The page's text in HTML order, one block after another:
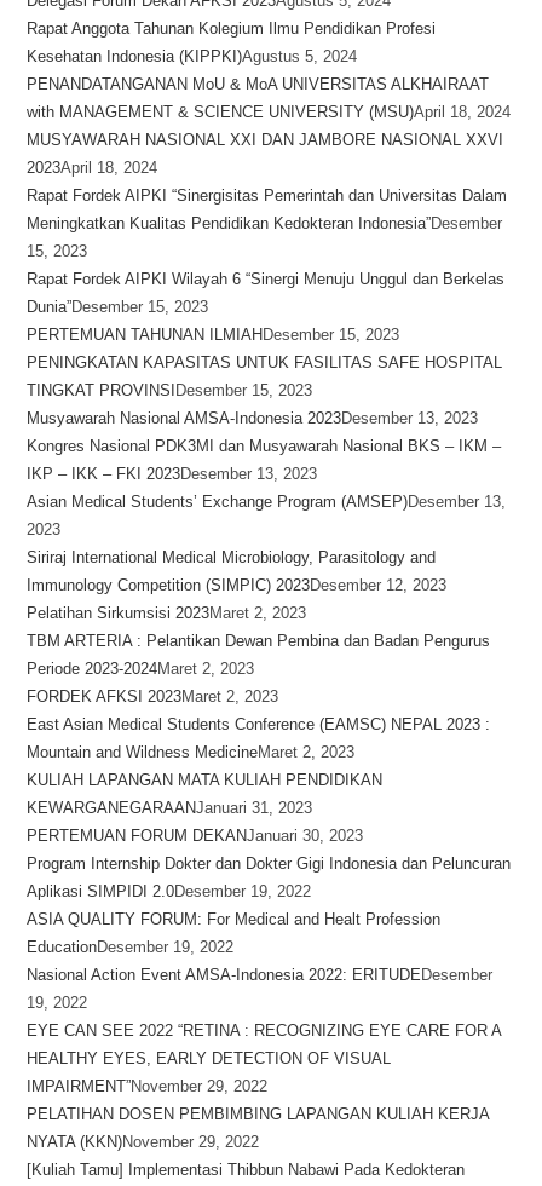
Rapat Anggota Tahunan Kolegium Ilmu Pendidikan Profesi
Kesehatan Indonesia (KIPPKI)Agustus 5, 2024
PENANDATANGANAN MoU & MoA UNIVERSITAS ALKHAIRAAT
with MANAGEMENT & SCIENCE UNIVERSITY (MSU)April 18, 2024
MUSYAWARAH NASIONAL XXI DAN JAMBORE NASIONAL XXVI
2023April 18, 2024
Rapat Fordek AIPKI “Sinergisitas Pemerintah dan Universitas Dalam
Meningkatkan Kualitas Pendidikan Kedokteran Indonesia”Desember
15, 2023
Rapat Fordek AIPKI Wilayah 6 “Sinergi Menuju Unggul dan Berkelas
Dunia”Desember 15, 2023
PERTEMUAN TAHUNAN ILMIAH Desember 15, 2023
PENINGKATAN KAPASITAS UNTUK FASILITAS SAFE HOSPITAL
TINGKAT PROVINSI Desember 15, 2023
Musyawarah Nasional AMSA-Indonesia 2023Desember 13, 2023
Kongres Nasional PDK3MI dan Musyawarah Nasional BKS – IKM –
IKP – IKK – FKI 2023Desember 13, 2023
Asian Medical Students’ Exchange Program (AMSEP)Desember 13,
2023
Siriraj International Medical Microbiology, Parasitology and
Immunology Competition (SIMPIC) 2023Desember 12, 2023
Pelatihan Sirkumsisi 2023Maret 2, 2023
TBM ARTERIA : Pelantikan Dewan Pembina dan Badan Pengurus
Periode 2023-2024Maret 2, 2023
FORDEK AFKSI 2023Maret 2, 2023
East Asian Medical Students Conference (EAMSC) NEPAL 2023 :
Mountain and Wildness MedicineMaret 2, 2023
KULIAH LAPANGAN MATA KULIAH PENDIDIKAN
KEWARGANEGARAANJanuari 31, 2023
PERTEMUAN FORUM DEKANJanuari 30, 2023
Program Internship Dokter dan Dokter Gigi Indonesia dan Peluncuran
Aplikasi SIMPIDI 2.0Desember 19, 2022
ASIA QUALITY FORUM: For Medical and Healt Profession
EducationDesember 19, 2022
Nasional Action Event AMSA-Indonesia 2022: ERITUDE Desember
19, 2022
EYE CAN SEE 2022 “RETINA : RECOGNIZING EYE CARE FOR A
HEALTHY EYES, EARLY DETECTION OF VISUAL
IMPAIRMENT”November 29, 2022
PELATIHAN DOSEN PEMBIMBING LAPANGAN KULIAH KERJA
NYATA (KKN)November 29, 2022
[Kuliah Tamu] Implementasi Thibbun Nabawi Pada Kedokteran